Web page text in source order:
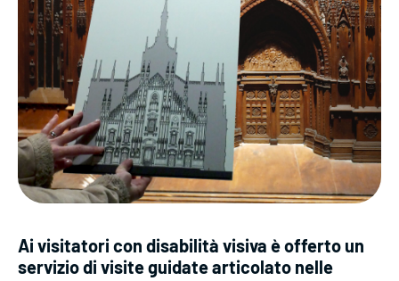
Ai visitatori con disabilità visiva è offerto un
servizio di visite guidate articolato nelle